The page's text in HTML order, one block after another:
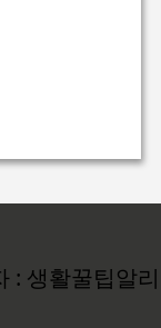
: 생활꿀팁알리